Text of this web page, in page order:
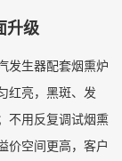
升级
发生器配套烟熏炉
红亮，黑斑、发
不用反复调试烟熏
价空间更高，客户